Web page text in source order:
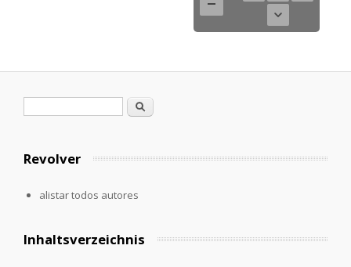
Formulario de búsqueda
Buscar
Revolver
alistar todos autores
Inhaltsverzeichnis